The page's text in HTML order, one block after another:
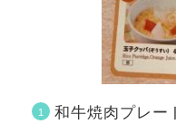
和牛焼肉プレー